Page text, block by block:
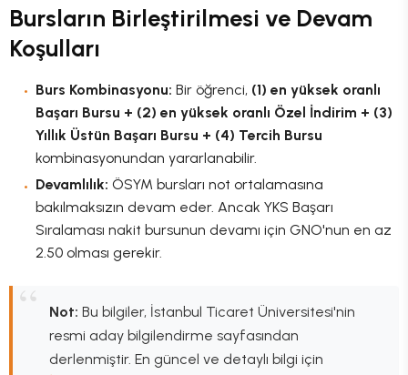
Bursların Birleştirilmesi ve Devam
Koşulları
Burs Kombinasyonu: Bir öğrenci, (1) en yüksek oranlı
Başarı Bursu + (2) en yüksek oranlı Özel İndirim + (3)
Yıllık Üstün Başarı Bursu + (4) Tercih Bursu
kombinasyonundan yararlanabilir.
Devamlılık: ÖSYM bursları not ortalamasına
bakılmaksızın devam eder. Ancak YKS Başarı
Sıralaması nakit bursunun devamı için GNO'nun en az
2.50 olması gerekir.
Not: Bu bilgiler, İstanbul Ticaret Üniversitesi'nin
resmi aday bilgilendirme sayfasından
derlenmiştir. En güncel ve detaylı bilgi için